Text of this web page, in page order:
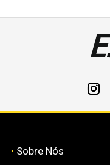
• Sobre Nós